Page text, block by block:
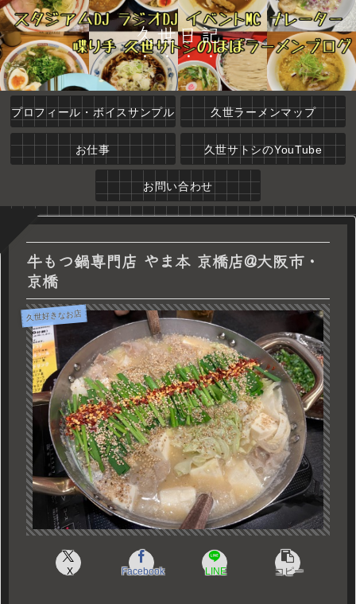
久世日記
プロフィール・ボイスサンプル 久世ラーメンマップ
お仕事 久世サトシのYouTube
お問い合わせ
牛もつ鍋専門店 やま本 京橋店@大阪市・
京橋
久世好きなお店
X Facebook LINE コピー